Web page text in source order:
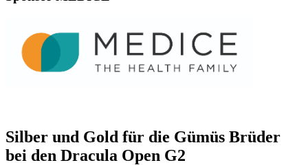
Silber und Gold für die Gümüs Brüder
bei den Dracula Open G2